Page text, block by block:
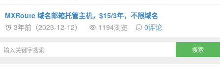
MXRoute 域名邮箱托管主机，$15/3年，不限域名
3年前（2023-12-12）
1194浏览 0评论